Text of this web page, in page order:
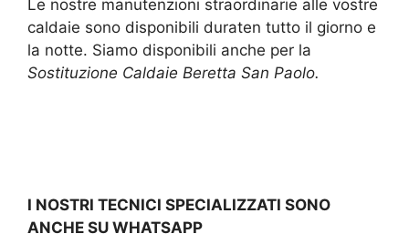
Le nostre manutenzioni straordinarie alle vostre
caldaie sono disponibili duraten tutto il giorno e
la notte. Siamo disponibili anche per la
Sostituzione Caldaie Beretta San Paolo.
I NOSTRI TECNICI SPECIALIZZATI SONO
ANCHE SU WHATSAPP